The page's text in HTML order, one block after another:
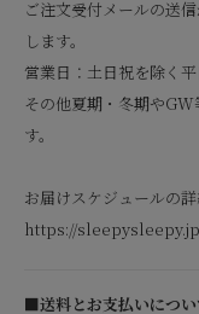
ご注文受付メールの送
します。
営業日：土日祝を除く
その他夏期・冬期や
す。
お届けスケジュールの
https://
■送料とお支払いについ